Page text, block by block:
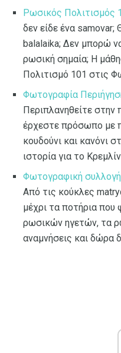
Ρωσικός Πολιτισμός
δεν είδε ένα samovar;
balalaika; Δεν μπορώ
ρωσική σημαία; Η
Πολιτισμό 101 στις
Φωτογραφία
Περιπλανηθείτε στην
έρχεστε πρόσωπο με
κουδούνι και κανόνι
ιστορία για το
Φωτογραφική
Από τις κούκλες
μέχρι τα ποτήρια που
ρωσικών ηγετών, τα
αναμνήσεις και δώρα